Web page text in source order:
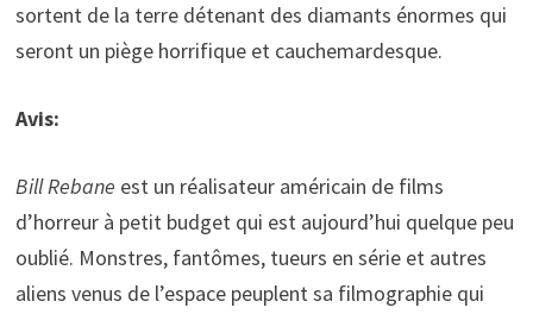
sortent de la terre détenant des diamants énormes qui
seront un piège horrifique et cauchemardesque.
Avis:
Bill Rebane est un réalisateur américain de films
d’horreur à petit budget qui est aujourd’hui quelque peu
oublié. Monstres, fantômes, tueurs en série et autres
aliens venus de l’espace peuplent sa filmographie qui